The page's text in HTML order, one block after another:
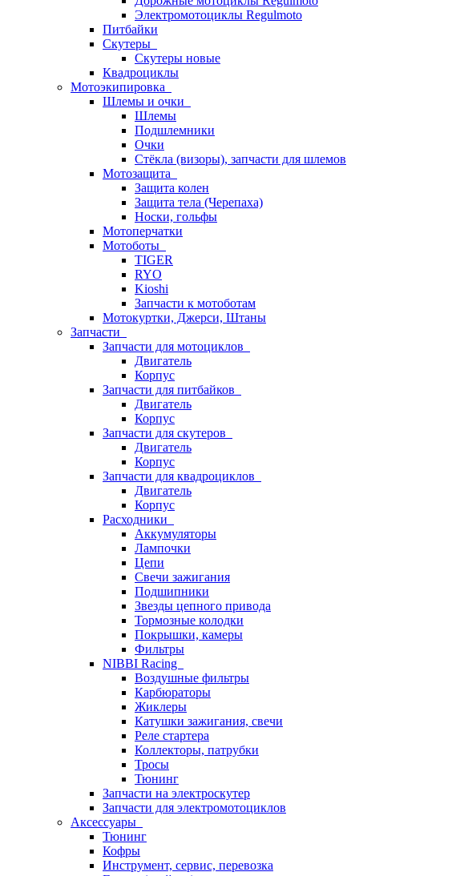
Электромотоциклы Regulmoto
Питбайки
Скутеры
Скутеры новые
Квадроциклы
Мотоэкипировка
Шлемы и очки
Шлемы
Подшлемники
Очки
Стёкла (визоры), запчасти для шлемов
Мотозащита
Защита колен
Защита тела (Черепаха)
Носки, гольфы
Мотоперчатки
Мотоботы
TIGER
RYO
Kioshi
Запчасти к мотоботам
Мотокуртки, Джерси, Штаны
Запчасти
Запчасти для мотоциклов
Двигатель
Корпус
Запчасти для питбайков
Двигатель
Корпус
Запчасти для скутеров
Двигатель
Корпус
Запчасти для квадроциклов
Двигатель
Корпус
Расходники
Аккумуляторы
Лампочки
Цепи
Свечи зажигания
Подшипники
Звезды цепного привода
Тормозные колодки
Покрышки, камеры
Фильтры
NIBBI Racing
Воздушные фильтры
Карбюраторы
Жиклеры
Катушки зажигания, свечи
Реле стартера
Коллекторы, патрубки
Тросы
Тюнинг
Запчасти на электроскутер
Запчасти для электромотоциклов
Аксессуары
Тюнинг
Кофры
Инструмент, сервис, перевозка